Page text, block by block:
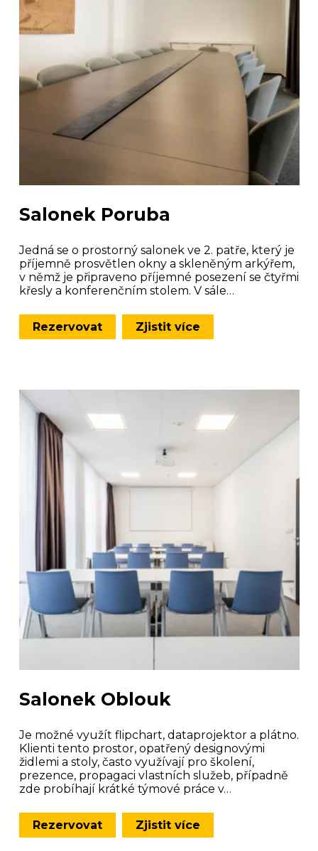
Salonek Poruba
Jedná se o prostorný salonek ve 2. patře, který je
příjemně prosvětlen okny a skleněným arkýřem,
v němž je připraveno příjemné posezení se čtyřmi
křesly a konferenčním stolem. V sále…
Rezervovat Zjistit více
Salonek Oblouk
Je možné využít flipchart, dataprojektor a plátno.
Klienti tento prostor, opatřený designovými
židlemi a stoly, často využívají pro školení,
prezence, propagaci vlastních služeb, případně
zde probíhají krátké týmové práce v…
Rezervovat Zjistit více